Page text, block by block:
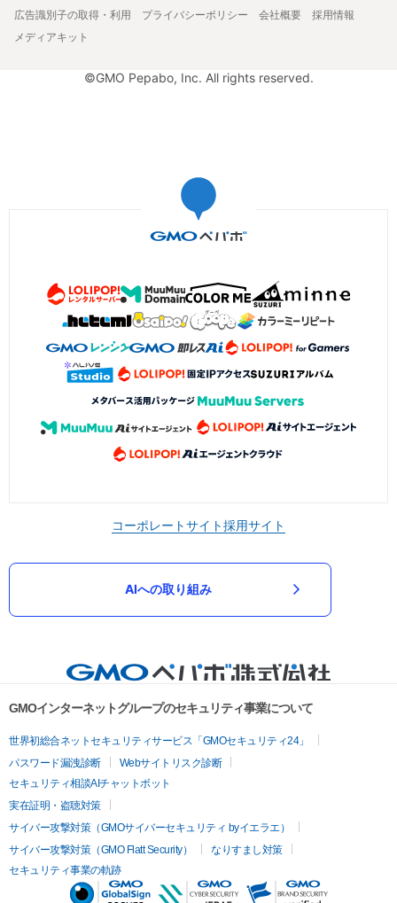
広告識別子の取得・利用
プライバシーポリシー 会社概要
採用情報
メディアキット
©GMO Pepabo, Inc. All rights reserved.
コーポレートサイト採用サイト
AIへの取り組み
GMOインターネットグループのセキュリティ事業について
世界初総合ネットセキュリティサービス「GMOセキュリティ24」
パスワード漏洩診断
Webサイトリスク診断
セキュリティ相談AIチャットボット
実在証明・盗聴対策
サイバー攻撃対策（GMOサイバーセキュリティ byイエラエ）
サイバー攻撃対策（GMO Flatt Security）
なりすまし対策
セキュリティ事業の軌跡